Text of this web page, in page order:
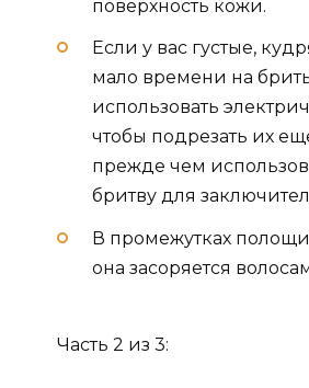
поверхность кожи.
Если у вас густые,
мало времени на
использовать
чтобы подрезать их
прежде чем
бритву для
В промежутках
она засоряется
Часть 2 из 3: